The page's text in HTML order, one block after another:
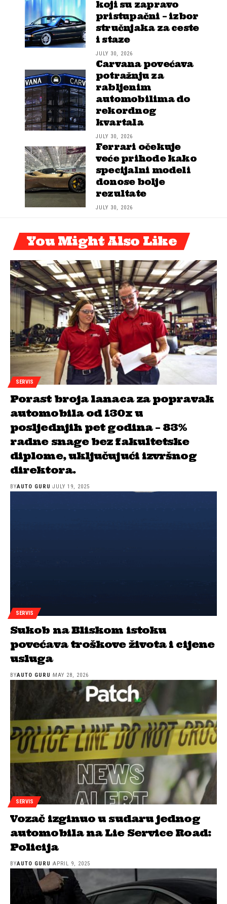
koji su zapravo
pristupačni – izbor
stručnjaka za ceste
i staze
JULY 30, 2026
Carvana povećava
potražnju za
rabljenim
automobilima do
rekordnog
kvartala
JULY 30, 2026
Ferrari očekuje
veće prihode kako
specijalni modeli
donose bolje
rezultate
JULY 30, 2026
You Might Also Like
SERVIS
Porast broja lanaca za popravak
automobila od 130x u
posljednjih pet godina – 83%
radne snage bez fakultetske
diplome, uključujući izvršnog
direktora.
BYAUTO GURU JULY 19, 2025
SERVIS
Sukob na Bliskom istoku
povećava troškove života i cijene
usluga
BYAUTO GURU MAY 28, 2026
SERVIS
Vozač izginuo u sudaru jednog
automobila na Lie Service Road:
Policija
BYAUTO GURU APRIL 9, 2025